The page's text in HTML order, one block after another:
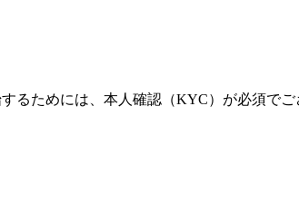
るためには、本人確認（KYC）が必須で